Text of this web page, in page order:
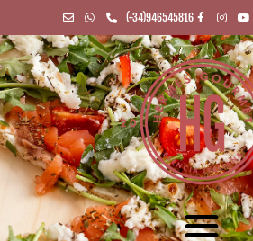
(+34)946545816